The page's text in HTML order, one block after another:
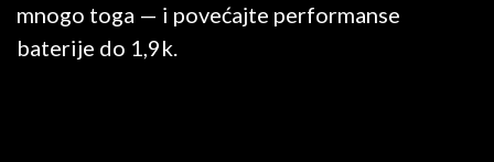
mnogo toga — i povećajte performanse
baterije do 1,9k.